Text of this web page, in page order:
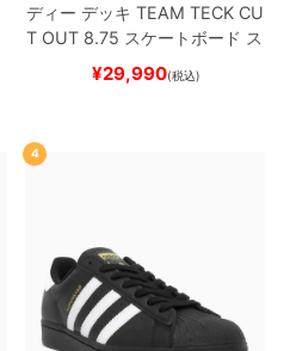
ディー デッキ TEAM TECK CU
T OUT 8.75 スケートボード ス
¥29,990(税込)
4